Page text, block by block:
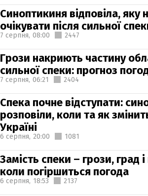
Синоптикиня відповіла, яку
очікувати після сильної
7 серпня, 08:00 2447
Грози накриють частину
сильної спеки: прогноз
7 серпня, 06:21 2404
Спека почне відступати:
розповіли, коли та як
Україні
6 серпня, 20:00 1081
Замість спеки – грози, град
коли погіршиться погода
6 серпня, 18:53 2137